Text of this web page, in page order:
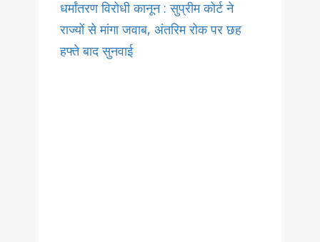
धर्मांतरण विरोधी कानून : सुप्रीम कोर्ट ने
राज्यों से मांगा जवाब, अंतरिम रोक पर छह
हफ्ते बाद सुनवाई